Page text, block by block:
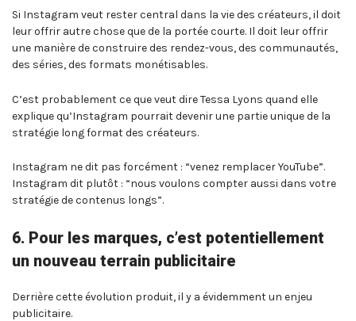
Si Instagram veut rester central dans la vie des créateurs, il doit
leur offrir autre chose que de la portée courte. Il doit leur offrir
une manière de construire des rendez-vous, des communautés,
des séries, des formats monétisables.
C’est probablement ce que veut dire Tessa Lyons quand elle
explique qu’Instagram pourrait devenir une partie unique de la
stratégie long format des créateurs.
Instagram ne dit pas forcément : “venez remplacer YouTube”.
Instagram dit plutôt : “nous voulons compter aussi dans votre
stratégie de contenus longs”.
6. Pour les marques, c’est potentiellement
un nouveau terrain publicitaire
Derrière cette évolution produit, il y a évidemment un enjeu
publicitaire.